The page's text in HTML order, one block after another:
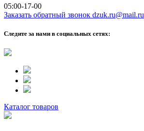
05:00-17-00
Заказать обратный звонок dzuk.ru@mail.ru
Следите за нами в социальных сетях:
Каталог товаров